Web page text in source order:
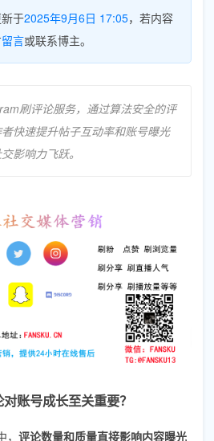
于2025年9月6日 17:05，若内容
留言或联系博主。
刷评论服务，通过算法安全的评
快速提升帖子互动率和账号曝光
影响力飞跃。
账号成长至关重要？
评论数量和质量直接影响内容曝光